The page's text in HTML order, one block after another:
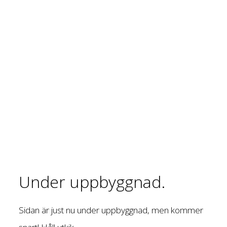
Under uppbyggnad.
Sidan är just nu under uppbyggnad, men kommer